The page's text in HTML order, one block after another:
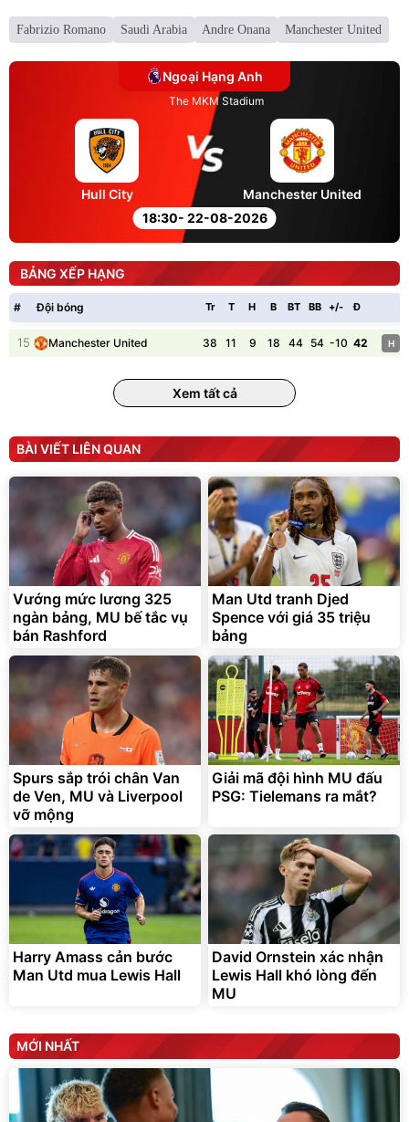
Fabrizio Romano Saudi Arabia Andre Onana Manchester United
Ngoại Hạng Anh
The MKM Stadium
18:30- 22-08-2026
Hull City Manchester United
BẢNG XẾP HẠNG
# Đội bóng Tr T H B BT BB +/- Đ
15 Manchester United 38 11 9 18 44 54 -10 42 H
Xem tất cả
BÀI VIẾT LIÊN QUAN
Vướng mức lương 325
ngàn bảng, MU bế tắc vụ
bán Rashford
Man Utd tranh Djed
Spence với giá 35 triệu
bảng
Spurs sắp trói chân Van
de Ven, MU và Liverpool
vỡ mộng
Giải mã đội hình MU đấu
PSG: Tielemans ra mắt?
Harry Amass cản bước
Man Utd mua Lewis Hall
David Ornstein xác nhận
Lewis Hall khó lòng đến
MU
MỚI NHẤT